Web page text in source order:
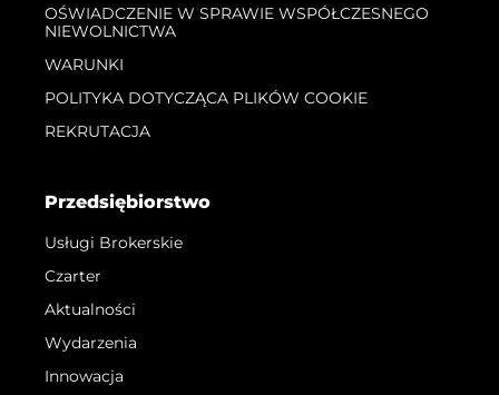
OŚWIADCZENIE W SPRAWIE WSPÓŁCZESNEGO
NIEWOLNICTWA
WARUNKI
POLITYKA DOTYCZĄCA PLIKÓW COOKIE
REKRUTACJA
Przedsiębiorstwo
Usługi Brokerskie
Czarter
Aktualności
Wydarzenia
Innowacja